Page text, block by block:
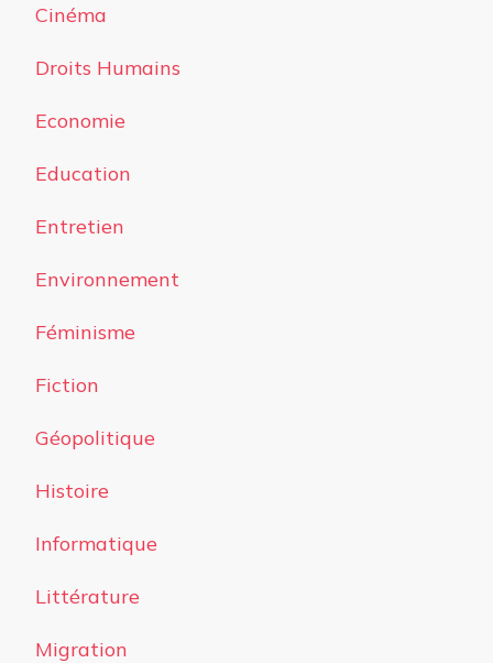
Cinéma
Droits Humains
Economie
Education
Entretien
Environnement
Féminisme
Fiction
Géopolitique
Histoire
Informatique
Littérature
Migration